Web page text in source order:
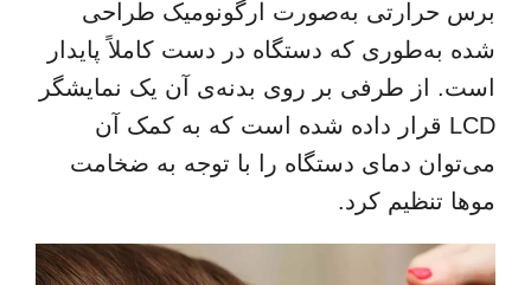
برس حرارتی به‌صورت ارگونومیک طراحی
شده به‌طوری که دستگاه در دست کاملاً پایدار
است. از طرفی بر روی بدنه‌ی آن یک نمایشگر
LCD قرار داده شده است که به کمک آن
می‌توان دمای دستگاه را با توجه به ضخامت
موها تنظیم کرد.